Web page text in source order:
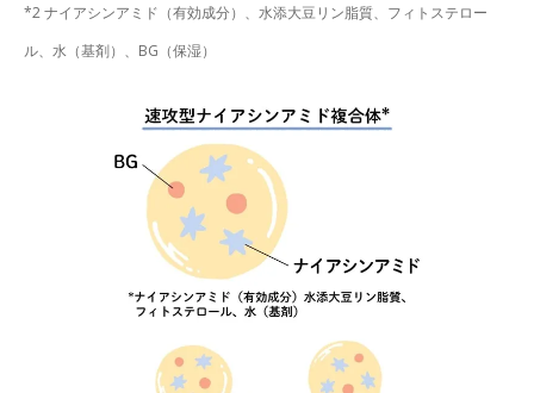
*2 ナイアシンアミド（有効成分）、水添大豆リン脂質、フィトステロー
ル、水（基剤）、BG（保湿）